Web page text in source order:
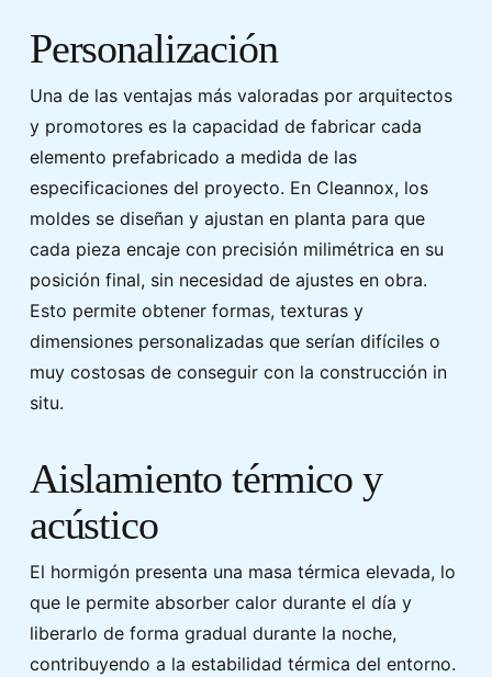
Personalización
Una de las ventajas más valoradas por arquitectos
y promotores es la capacidad de fabricar cada
elemento prefabricado a medida de las
especificaciones del proyecto. En Cleannox, los
moldes se diseñan y ajustan en planta para que
cada pieza encaje con precisión milimétrica en su
posición final, sin necesidad de ajustes en obra.
Esto permite obtener formas, texturas y
dimensiones personalizadas que serían difíciles o
muy costosas de conseguir con la construcción in
situ.
Aislamiento térmico y
acústico
El hormigón presenta una masa térmica elevada, lo
que le permite absorber calor durante el día y
liberarlo de forma gradual durante la noche,
contribuyendo a la estabilidad térmica del entorno.